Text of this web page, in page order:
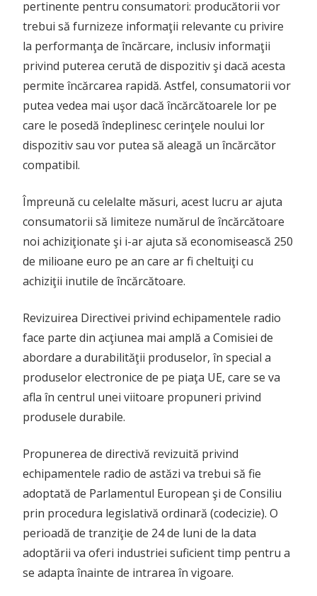
pertinente pentru consumatori: producătorii vor
trebui să furnizeze informaţii relevante cu privire
la performanţa de încărcare, inclusiv informaţii
privind puterea cerută de dispozitiv şi dacă acesta
permite încărcarea rapidă. Astfel, consumatorii vor
putea vedea mai uşor dacă încărcătoarele lor pe
care le posedă îndeplinesc cerinţele noului lor
dispozitiv sau vor putea să aleagă un încărcător
compatibil.
Împreună cu celelalte măsuri, acest lucru ar ajuta
consumatorii să limiteze numărul de încărcătoare
noi achiziţionate şi i-ar ajuta să economisească 250
de milioane euro pe an care ar fi cheltuiţi cu
achiziţii inutile de încărcătoare.
Revizuirea Directivei privind echipamentele radio
face parte din acţiunea mai amplă a Comisiei de
abordare a durabilităţii produselor, în special a
produselor electronice de pe piaţa UE, care se va
afla în centrul unei viitoare propuneri privind
produsele durabile.
Propunerea de directivă revizuită privind
echipamentele radio de astăzi va trebui să fie
adoptată de Parlamentul European şi de Consiliu
prin procedura legislativă ordinară (codecizie). O
perioadă de tranziţie de 24 de luni de la data
adoptării va oferi industriei suficient timp pentru a
se adapta înainte de intrarea în vigoare.